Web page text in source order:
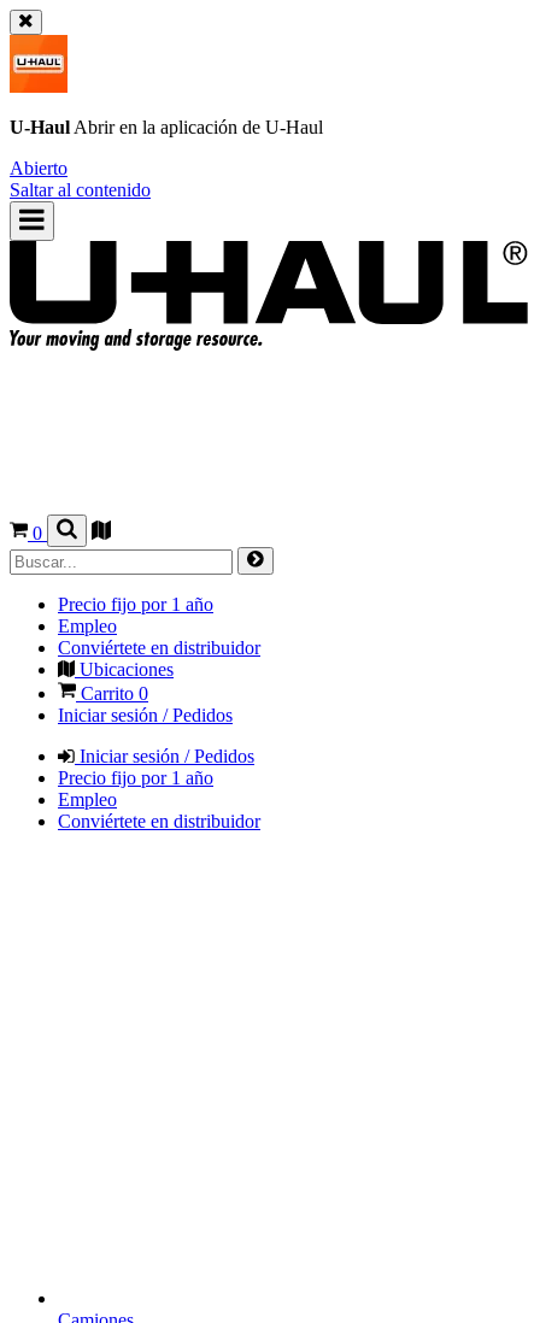
U-Haul Abrir en la aplicación de U-Haul
Abierto
Saltar al contenido
0
Precio fijo por 1 año
Empleo
Conviértete en distribuidor
Ubicaciones
Carrito 0
Iniciar sesión / Pedidos
Iniciar sesión / Pedidos
Precio fijo por 1 año
Empleo
Conviértete en distribuidor